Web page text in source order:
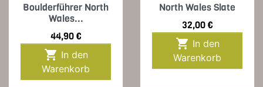
Boulderführer North
Wales...
Preis
44,90 €

Warenkorb
North Wales Slate
Preis
32,00 €

Warenkorb